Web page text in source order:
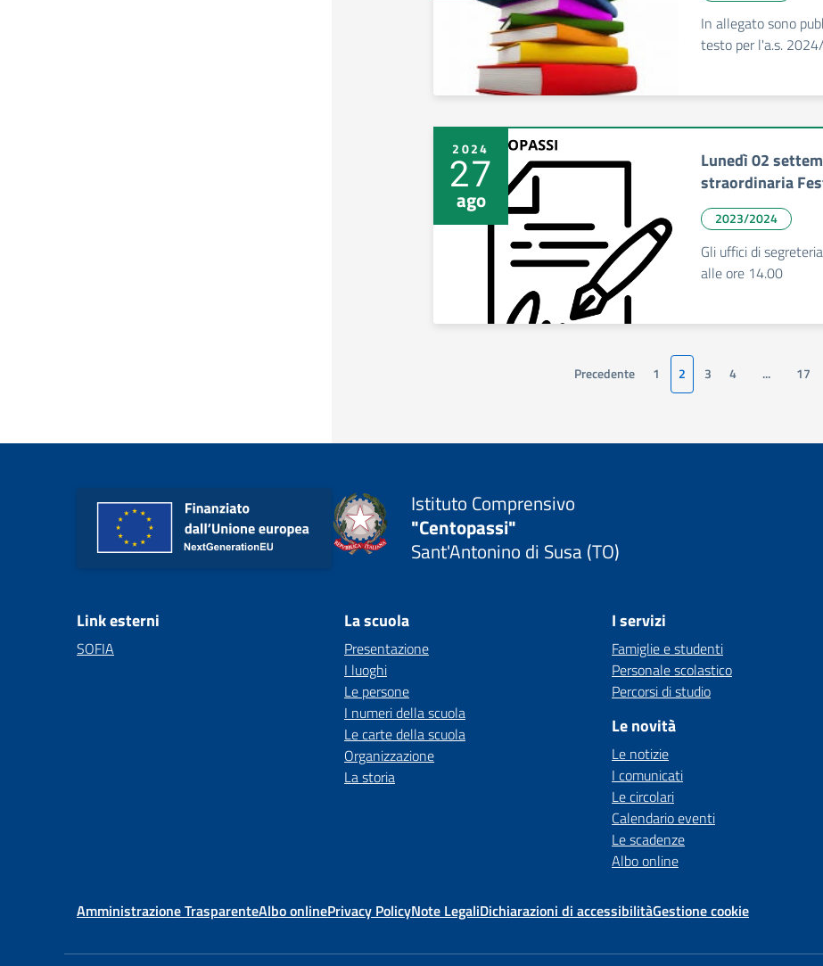
In allegato sono
testo per l'a.s.
2024
27
ago
Lunedì 02
straordinaria
2023/2024
Gli uffici di
alle ore 14.00
Precedente 1 2 3 4 ... 17
Istituto Comprensivo
"Centopassi"
Sant'Antonino di Susa (TO)
Link esterni
SOFIA
La scuola
Presentazione
I luoghi
Le persone
I numeri della scuola
Le carte della scuola
Organizzazione
La storia
I servizi
Famiglie e studenti
Personale scolastico
Percorsi di studio
Le novità
Le notizie
I comunicati
Le circolari
Calendario eventi
Le scadenze
Albo online
Amministrazione TrasparenteAlbo onlinePrivacy PolicyNote LegaliDichiarazioni di accessibilitàGestione cookie